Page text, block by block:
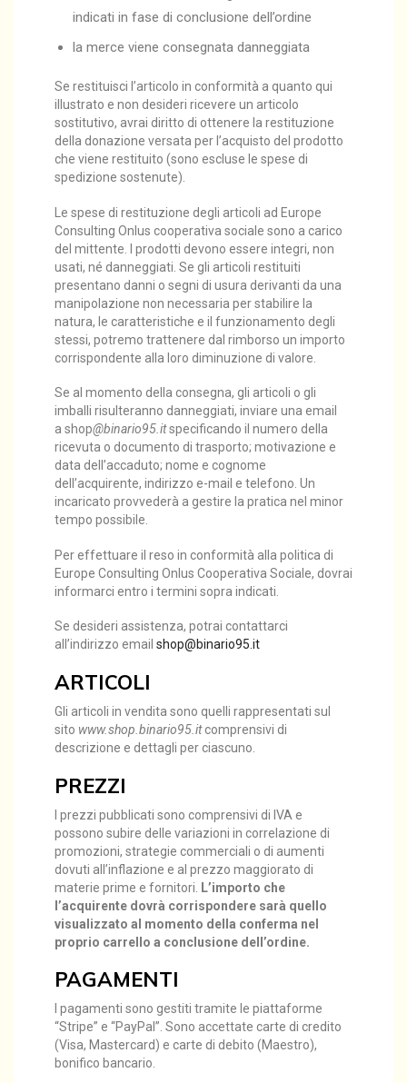
indicati in fase di conclusione dell’ordine
la merce viene consegnata danneggiata
Se restituisci l’articolo in conformità a quanto qui
illustrato e non desideri ricevere un articolo
sostitutivo, avrai diritto di ottenere la restituzione
della donazione versata per l’acquisto del prodotto
che viene restituito (sono escluse le spese di
spedizione sostenute).
Le spese di restituzione degli articoli ad Europe
Consulting Onlus cooperativa sociale sono a carico
del mittente. I prodotti devono essere integri, non
usati, né danneggiati. Se gli articoli restituiti
presentano danni o segni di usura derivanti da una
manipolazione non necessaria per stabilire la
natura, le caratteristiche e il funzionamento degli
stessi, potremo trattenere dal rimborso un importo
corrispondente alla loro diminuzione di valore.
Se al momento della consegna, gli articoli o gli
imballi risulteranno danneggiati, inviare una email
a shop@binario95.itspecificando il numero della
ricevuta o documento di trasporto; motivazione e
data dell’accaduto; nome e cognome
dell’acquirente, indirizzo e-mail e telefono. Un
incaricato provvederà a gestire la pratica nel minor
tempo possibile.
Per effettuare il reso in conformità alla politica di
Europe Consulting Onlus Cooperativa Sociale, dovrai
informarci entro i termini sopra indicati.
Se desideri assistenza, potrai contattarci
all’indirizzo email shop@binario95.it
ARTICOLI
Gli articoli in vendita sono quelli rappresentati sul
sito www.shop.binario95.itcomprensivi di
descrizione e dettagli per ciascuno.
PREZZI
I prezzi pubblicati sono comprensivi di IVA e
possono subire delle variazioni in correlazione di
promozioni, strategie commerciali o di aumenti
dovuti all’inflazione e al prezzo maggiorato di
materie prime e fornitori.
L’importo che
l’acquirente dovrà corrispondere sarà quello
visualizzato al momento della conferma nel
proprio carrello a conclusione dell’ordine.
PAGAMENTI
I pagamenti sono gestiti tramite le piattaforme
“Stripe” e “PayPal”. Sono accettate carte di credito
(Visa, Mastercard) e carte di debito (Maestro),
bonifico bancario.